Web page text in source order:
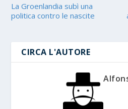
La Groenlandia subì una
politica contro le nascite
CIRCA L'AUTORE